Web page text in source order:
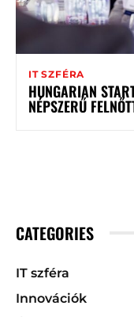
IT SZFÉRA
HUNGARIAN
NÉPSZERŰ
CATEGORIES
IT szféra
Innovációk